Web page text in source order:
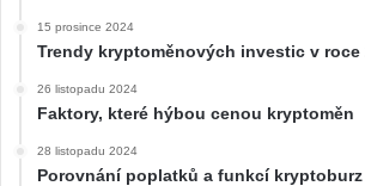
15 prosince 2024
Trendy kryptoměnových investic v roce
26 listopadu 2024
Faktory, které hýbou cenou kryptoměn
28 listopadu 2024
Porovnání poplatků a funkcí kryptoburz